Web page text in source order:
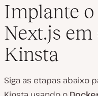
Implante
Next.js
Kinsta
Siga as etapas abaixo